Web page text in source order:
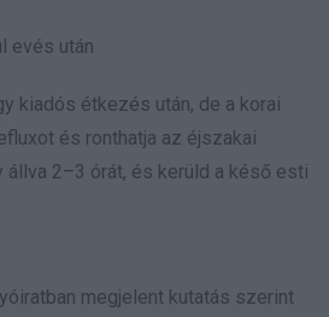
evés után
kiadós étkezés után, de a korai
és ronthatja az éjszakai
állva 2–3 órát, és kerüld a késő esti
megjelent kutatás szerint